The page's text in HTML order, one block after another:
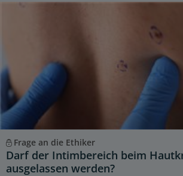
Frage an die Ethiker
Darf der Intimbereich beim
ausgelassen werden?